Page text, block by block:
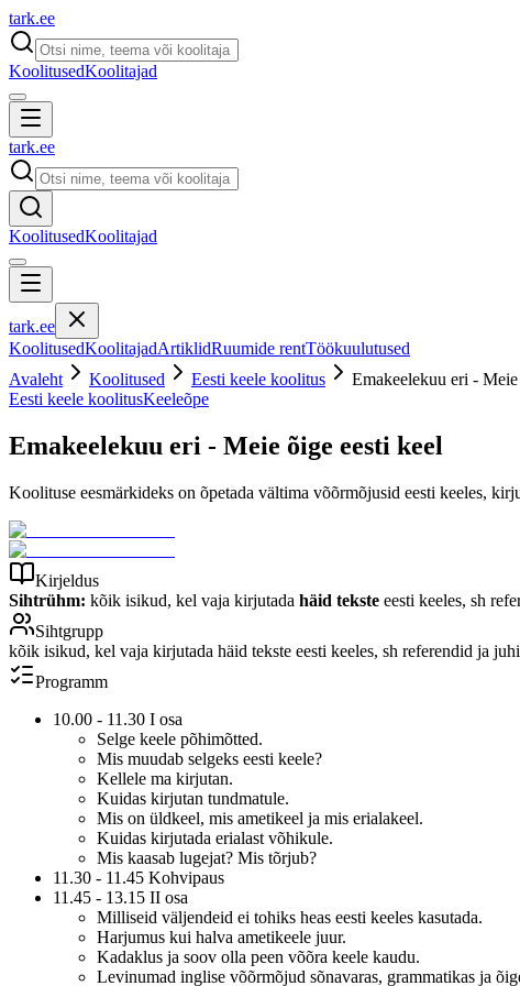
tark.ee
KoolitusedKoolitajad
tark.ee
KoolitusedKoolitajad
tark.ee
KoolitusedKoolitajadArtiklidRuumide rentTöökuulutused
Avaleht
Koolitused Eesti keele koolitus
Emakeelekuu eri -
Eesti keele koolitusKeeleõpe
Emakeelekuu eri - Meie õige eesti keel
Koolituse eesmärkideks on õpetada vältima võõrmõjusid eesti keeles,
Kirjeldus
Sihtrühm: kõik isikud, kel vaja kirjutada häid tekste eesti keeles, sh
Sihtgrupp
kõik isikud, kel vaja kirjutada häid tekste eesti keeles, sh referendid ja
Programm
10.00 - 11.30 I osa
Selge keele põhimõtted.
Mis muudab selgeks eesti keele?
Kellele ma kirjutan.
Kuidas kirjutan tundmatule.
Mis on üldkeel, mis ametikeel ja mis erialakeel.
Kuidas kirjutada erialast võhikule.
Mis kaasab lugejat? Mis tõrjub?
11.30 - 11.45 Kohvipaus
11.45 - 13.15 II osa
Milliseid väljendeid ei tohiks heas eesti keeles kasutada.
Harjumus kui halva ametikeele juur.
Kadaklus ja soov olla peen võõra keele kaudu.
Levinumad inglise võõrmõjud sõnavaras, grammatikas ja